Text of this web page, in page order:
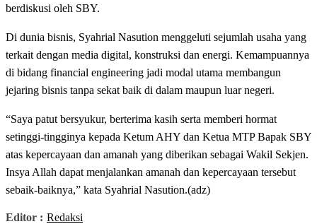
berdiskusi oleh SBY.
Di dunia bisnis, Syahrial Nasution menggeluti sejumlah usaha yang
terkait dengan media digital, konstruksi dan energi. Kemampuannya
di bidang financial engineering jadi modal utama membangun
jejaring bisnis tanpa sekat baik di dalam maupun luar negeri.
“Saya patut bersyukur, berterima kasih serta memberi hormat
setinggi-tingginya kepada Ketum AHY dan Ketua MTP Bapak SBY
atas kepercayaan dan amanah yang diberikan sebagai Wakil Sekjen.
Insya Allah dapat menjalankan amanah dan kepercayaan tersebut
sebaik-baiknya,” kata Syahrial Nasution.(adz)
Editor : Redaksi